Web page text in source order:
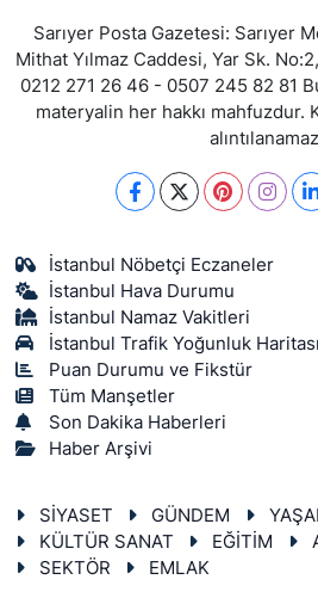
Sarıyer Posta Gazetesi: Sarıyer
Mithat Yılmaz Caddesi, Yar Sk.
0212 271 26 46 - 0507 245 82 81
materyalin her hakkı mahfuzdur.
İstanbul Nöbetçi Eczaneler
İstanbul Hava Durumu
İstanbul Namaz Vakitleri
İstanbul Trafik Yoğunluk Haritası
Puan Durumu ve Fikstür
Tüm Manşetler
Son Dakika Haberleri
Haber Arşivi
SİYASET GÜNDEM
KÜLTÜR SANAT
EĞİTİM
SEKTÖR
EMLAK